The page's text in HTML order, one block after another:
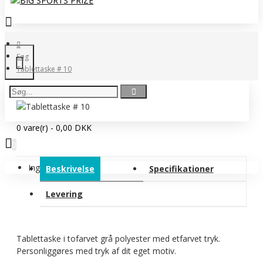
0 vare(r) - 0,00 DKK
Ingen produkter
Søg
Tablettaske # 10
Beskrivelse Specifikationer
Levering
Tablettaske i tofarvet grå polyester med etfarvet tryk.
Personliggøres med tryk af dit eget motiv.